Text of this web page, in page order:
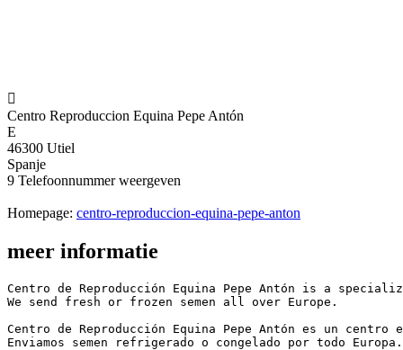

Centro Reproduccion Equina Pepe Antón
E
46300 Utiel
Spanje
9 Telefoonnummer weergeven
Homepage: centro-reproduccion-equina-pepe-anton
meer informatie
Centro de Reproducción Equina Pepe Antón is a
We send fresh or frozen semen all over Europe.
Centro de Reproducción Equina Pepe Antón es un
Enviamos semen refrigerado o congelado por todo Europa.